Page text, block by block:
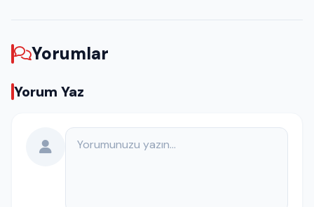
Yorumlar
Yorum Yaz
Yorumunuz